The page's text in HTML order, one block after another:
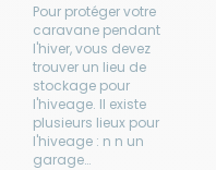
Pour protéger votre
caravane pendant
l'hiver, vous devez
trouver un lieu de
stockage pour
l'hiveage. Il existe
plusieurs lieux pour
l'hiveage : n n un
garage…